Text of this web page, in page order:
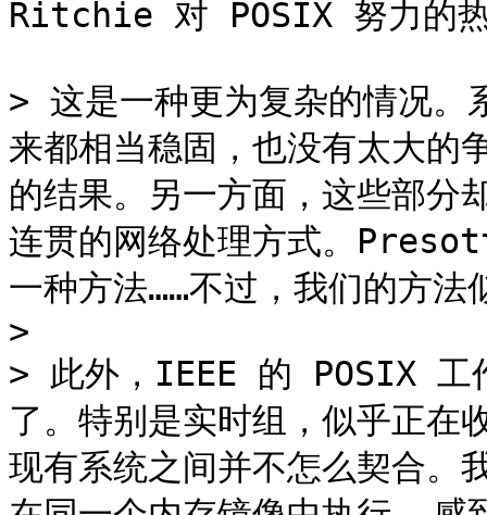
Ritchie 对 POSIX 努力的热
> 这是一种更为复杂的情况。
来都相当稳固，也没有太大的
的结果。另一方面，这些部分
连贯的网络处理方式。
一种方法……不过，我们的方法
>
> 此外，IEEE 的 POSIX 工
了。特别是实时组，似乎正在
现有系统之间并不怎么契合。